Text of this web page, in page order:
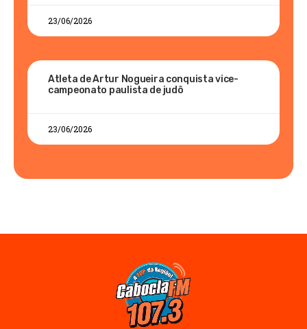
23/06/2026
Atleta de Artur Nogueira conquista vice-
campeonato paulista de judô
23/06/2026